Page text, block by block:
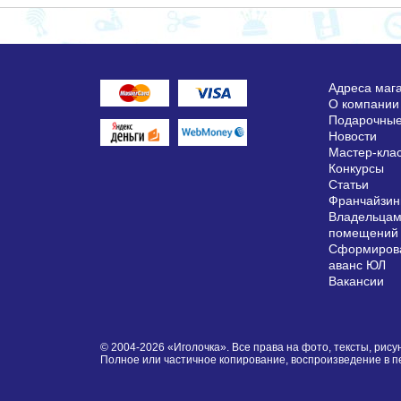
Адреса
О компании
Новости
Мастер-
Конкурсы
Статьи
помещений
аванс ЮЛ
Вакансии
© 2004-2026 «Иголочка». Все права на фото, тексты,
Полное или частичное копирование, воспроизведение